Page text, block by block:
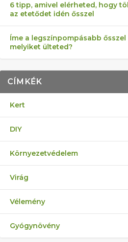
6 tipp, amivel elérheted, hogy
az etetődet idén ősszel
Íme a legszínpompásabb
melyiket ülteted?
CÍMKÉK
Kert
DIY
Környezetvédelem
Virág
Vélemény
Gyógynövény